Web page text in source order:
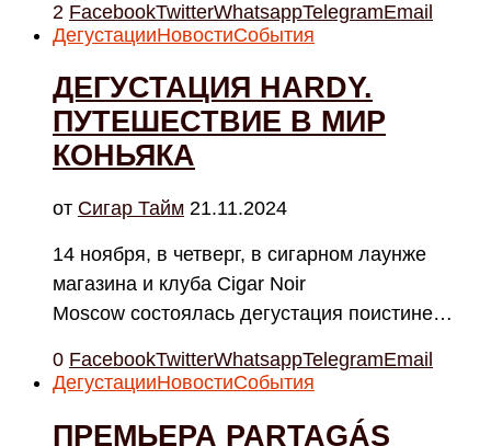
2 FacebookTwitterWhatsappTelegramEmail
ДегустацииНовостиСобытия
ДЕГУСТАЦИЯ HARDY.
ПУТЕШЕСТВИЕ В МИР
КОНЬЯКА
от Cигар Тайм 21.11.2024
14 ноября, в четверг, в сигарном лаунже
магазина и клуба Cigar Noir
Moscow состоялась дегустация поистине…
0 FacebookTwitterWhatsappTelegramEmail
ДегустацииНовостиСобытия
ПРЕМЬЕРА PARTAGÁS